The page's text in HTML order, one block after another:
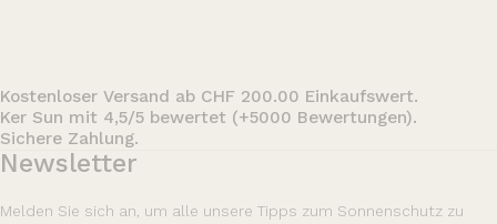
Kostenloser Versand ab CHF 200.00 Einkaufswert.
Ker Sun mit 4,5/5 bewertet (+5000 Bewertungen).
Sichere Zahlung.
Newsletter
Melden Sie sich an, um alle unsere Tipps zum Sonnenschutz zu